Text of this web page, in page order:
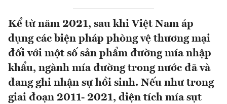
Kể từ năm 2021, sau khi Việt Nam áp
dụng các biện pháp phòng vệ thương mại
đối với một số sản phẩm đường mía nhập
khẩu, ngành mía đường trong nước đã và
đang ghi nhận sự hồi sinh. Nếu như trong
giai đoạn 2011- 2021, diện tích mía sụt